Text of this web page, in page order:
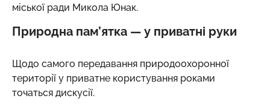
міської ради Микола Юнак.
Природна пам’ятка — у приватні руки
Щодо самого передавання природоохоронної
території у приватне користування роками
точаться дискусії.